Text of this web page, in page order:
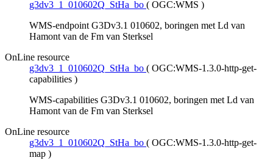
g3dv3_1_010602Q_StHa_bo ( OGC:WMS )
WMS-endpoint G3Dv3.1 010602, boringen met Ld van
Hamont van de Fm van Sterksel
OnLine resource
g3dv3_1_010602Q_StHa_bo ( OGC:WMS-1.3.0-http-get-
capabilities )
WMS-capabilities G3Dv3.1 010602, boringen met Ld van
Hamont van de Fm van Sterksel
OnLine resource
g3dv3_1_010602Q_StHa_bo ( OGC:WMS-1.3.0-http-get-
map )